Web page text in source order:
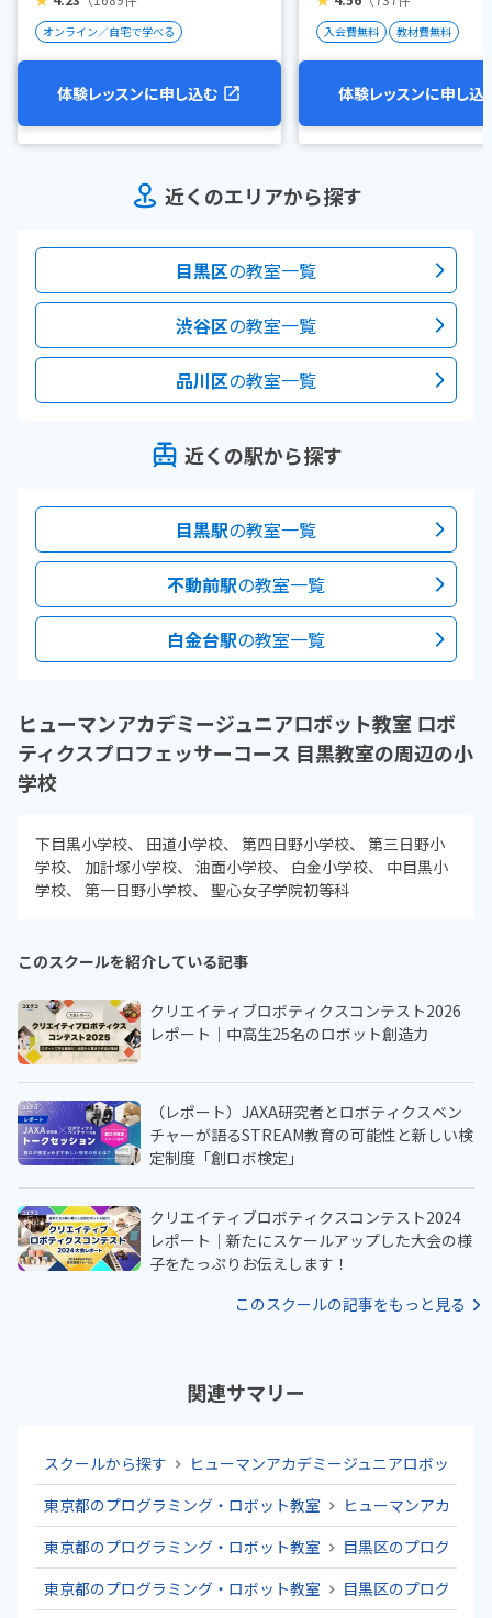
オンライン／自宅で学べる
体験レッスンに申し込む
入会費無料 教材費無料
体験レッスンに申し込
近くのエリアから探す
目黒区の教室一覧
渋谷区の教室一覧
品川区の教室一覧
近くの駅から探す
目黒駅の教室一覧
不動前駅の教室一覧
白金台駅の教室一覧
ヒューマンアカデミージュニアロボット教室 ロボ
ティクスプロフェッサーコース 目黒教室の周辺の小
学校
下目黒小学校 田道小学校 第四日野小学校
第三日野小
学校
加計塚小学校 油面小学校 白金小学校
中目黒小
学校
第一日野小学校 聖心女子学院初等科
このスクールを紹介している記事
クリエイティブロボティクスコンテスト2026
レポート｜中高生25名のロボット創造力
（レポート）JAXA研究者とロボティクスベン
チャーが語るSTREAM教育の可能性と新しい検
定制度「創ロボ検定」
クリエイティブロボティクスコンテスト2024
レポート｜新たにスケールアップした大会の様
子をたっぷりお伝えします！
このスクールの記事をもっと見る
関連サマリー
スクールから探す
ヒューマンアカデミージュニアロボット教
東京都のプログラミング・ロボット教室
ヒューマンアカデミ
東京都のプログラミング・ロボット教室
目黒区のプログラミ
東京都のプログラミング・ロボット教室
目黒区のプログラミ